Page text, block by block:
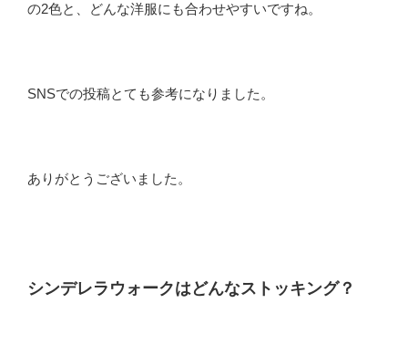
の2色と、どんな洋服にも合わせやすいですね。
SNSでの投稿とても参考になりました。
ありがとうございました。
シンデレラウォークはどんなストッキング？